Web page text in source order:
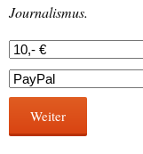
Journalismus.
Weiter